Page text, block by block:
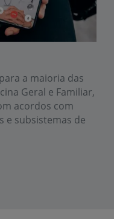
a maioria das
Geral e Familiar,
acordos com
e subsistemas de